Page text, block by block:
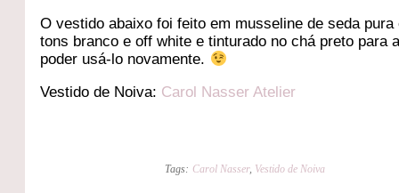
O vestido abaixo foi feito em musseline de seda pura
tons branco e off white e tinturado no chá preto para
poder usá-lo novamente.
Vestido de Noiva: Carol Nasser Atelier
Tags: Carol Nasser, Vestido de Noiva